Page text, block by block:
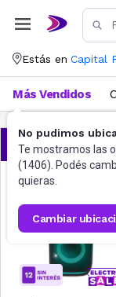
Estás en Capital
No pudimos
Te mostramos las
(1406). Podés
quieras.
cambiar
Más Vendidos